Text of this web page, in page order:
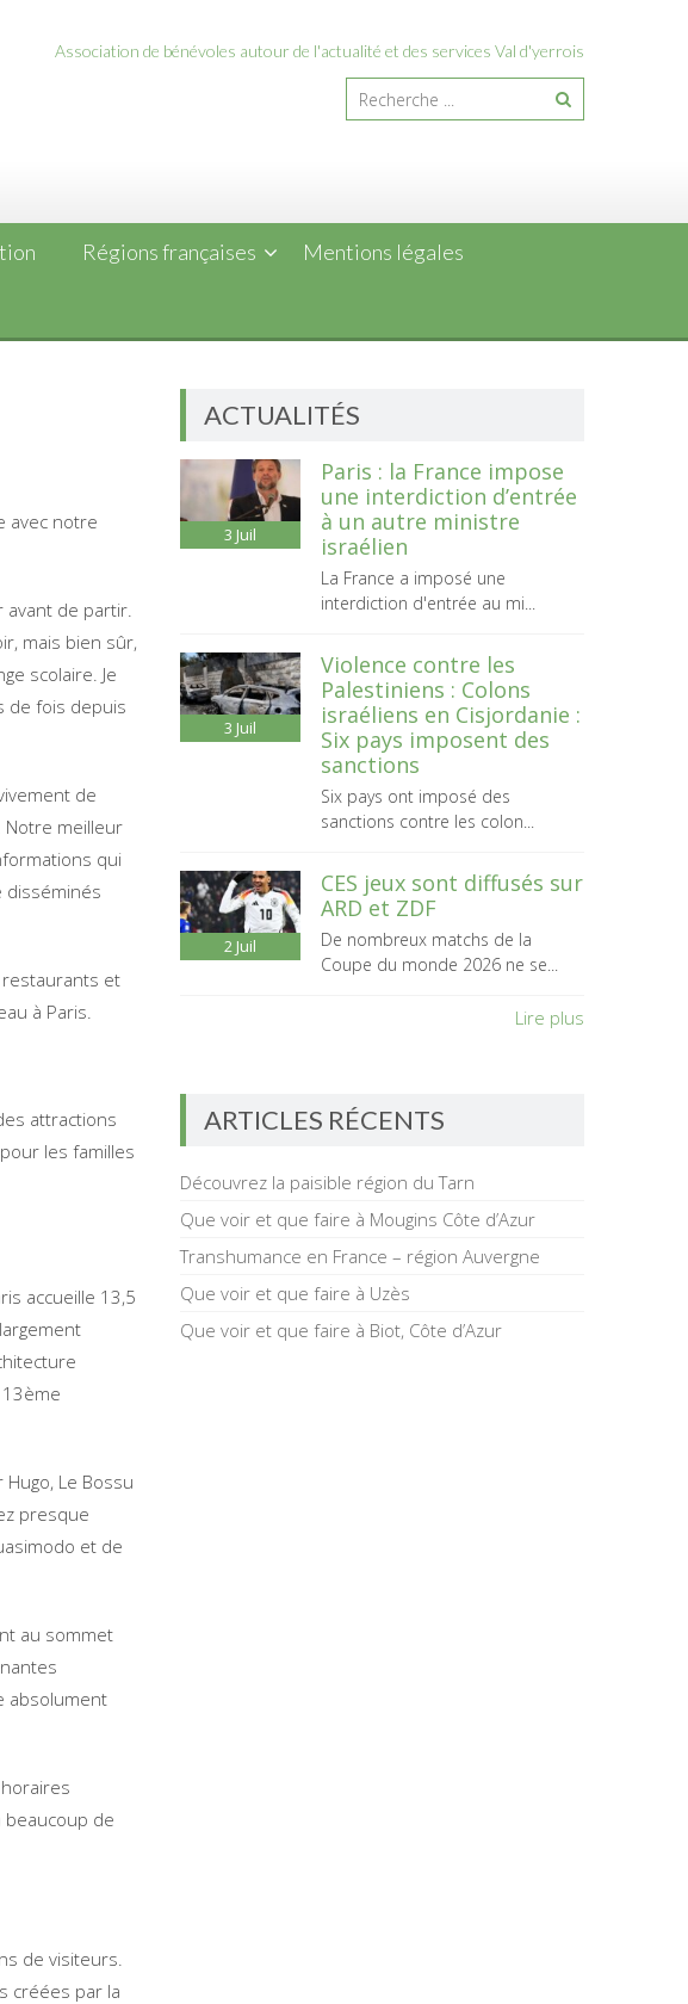
Association de bénévoles autour de l'actualité et des services Val d'yerrois
Régions françaises Mentions légales
avec notre
avant de partir.
mais bien sûr,
scolaire. Je
de fois depuis
de
Notre meilleur
qui
disséminés
restaurants et
à Paris.
attractions
les familles
accueille 13,5
Le Bossu
presque
et de
au sommet
absolument
beaucoup de
de visiteurs.
créées par la
ACTUALITÉS
3 Juil
Paris : la France impose
une interdiction d’entrée
à un autre ministre
israélien
La France a imposé une
interdiction d'entrée au mi...
3 Juil
Violence contre les
Palestiniens : Colons
israéliens en Cisjordanie :
Six pays imposent des
sanctions
Six pays ont imposé des
sanctions contre les colon...
2 Juil
CES jeux sont diffusés sur
ARD et ZDF
De nombreux matchs de la
Coupe du monde 2026 ne se...
Lire plus
ARTICLES RÉCENTS
Découvrez la paisible région du Tarn
Que voir et que faire à Mougins Côte d’Azur
Transhumance en France – région Auvergne
Que voir et que faire à Uzès
Que voir et que faire à Biot, Côte d’Azur